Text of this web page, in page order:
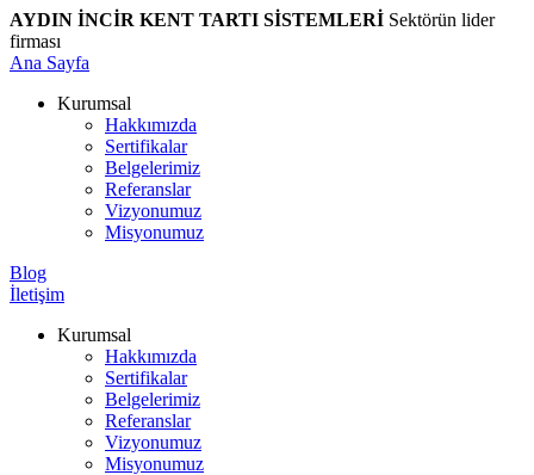
AYDIN İNCİR KENT TARTI SİSTEMLERİ Sektörün lider
firması
Ana Sayfa
Kurumsal
Hakkımızda
Sertifikalar
Belgelerimiz
Referanslar
Vizyonumuz
Misyonumuz
Blog
İletişim
Kurumsal
Hakkımızda
Sertifikalar
Belgelerimiz
Referanslar
Vizyonumuz
Misyonumuz